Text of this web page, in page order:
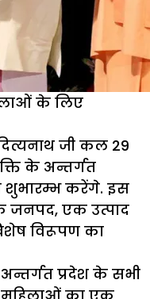
के लिए
जी कल 29
के अन्तर्गत
शुभारम्भ करेंगे. इस
जनपद, एक उत्पाद
विरूपण का
प्रदेश के सभी